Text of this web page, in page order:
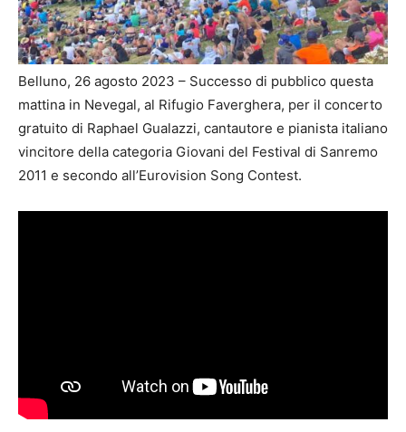
Belluno, 26 agosto 2023 – Successo di pubblico questa
mattina in Nevegal, al Rifugio Faverghera, per il concerto
gratuito di Raphael Gualazzi, cantautore e pianista italiano
vincitore della categoria Giovani del Festival di Sanremo
2011 e secondo all’Eurovision Song Contest.